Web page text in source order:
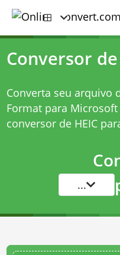
Conversor
Converta seu arquivo
Format para
conversor de HEIC
...